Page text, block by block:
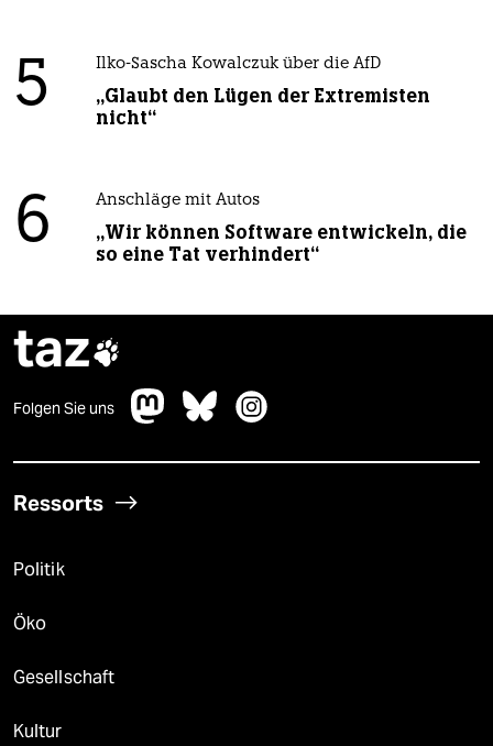
5 Ilko-Sascha Kowalczuk über die AfD
„Glaubt den Lügen der Extremisten
nicht“
6 Anschläge mit Autos
„Wir können Software entwickeln, die
so eine Tat verhindert“
taz
Folgen Sie uns
Ressorts
Politik
Öko
Gesellschaft
Kultur